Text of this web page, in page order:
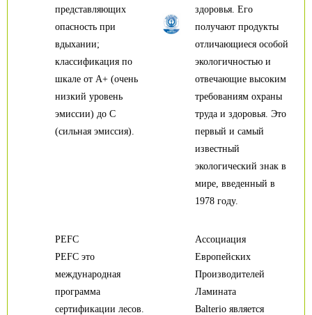
здоровья. Его
получают продукты
отличающиеся особой
экологичностью и
отвечающие высоким
требованиям охраны
труда и здоровья. Это
первый и самый
известный
экологический знак в
мире, введенный в
1978 году.
представляющих
опасность при
вдыхании;
классификация по
шкале от А+ (очень
низкий уровень
эмиссии) до С
(сильная эмиссия).
PEFC
PEFC это
международная
программа
сертификации лесов.
Ассоциация
Европейских
Производителей
Ламината
Balterio является